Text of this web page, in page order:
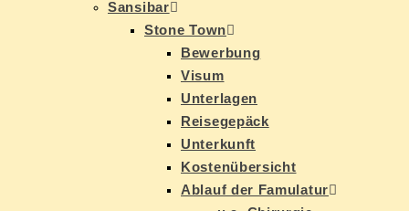
San­si­bar
Stone Town
Be­wer­bung
Vi­sum
Un­ter­la­gen
Rei­se­ge­päck
Un­ter­kunft
Kos­ten­über­sicht
Ab­lauf der Famulatur